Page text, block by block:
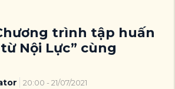
trình tập huấn
Nội Lực” cùng
20:00 - 21/07/2021